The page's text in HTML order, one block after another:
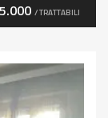
/ TRATTABILI